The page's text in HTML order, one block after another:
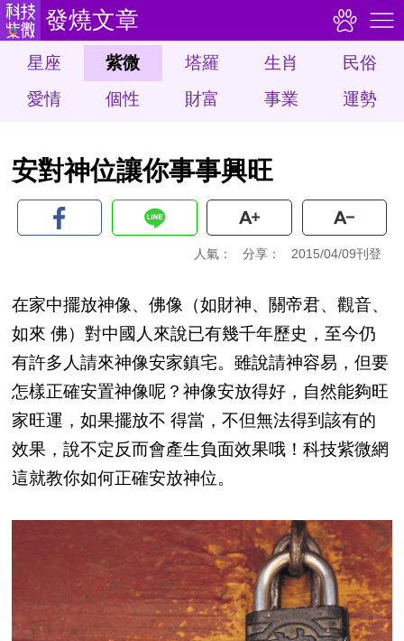
發燒文章
星座 紫微 塔羅 生肖
民俗
愛情
個性 財富 事業 運勢
安對神位讓你事事興旺
人氣： 分享： 2015/04/09刊登
在家中擺放神像、佛像（如財神、關帝君、觀音、
如來 佛）對中國人來說已有幾千年歷史，至今仍
有許多人請來神像安家鎮宅。雖說請神容易，但要
怎樣正確安置神像呢？神像安放得好，自然能夠旺
家旺運，如果擺放不 得當，不但無法得到該有的
效果，說不定反而會產生負面效果哦！科技紫微網
這就教你如何正確安放神位。